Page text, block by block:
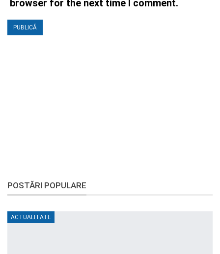
browser for the next time I comment.
POSTĂRI POPULARE
ACTUALITATE